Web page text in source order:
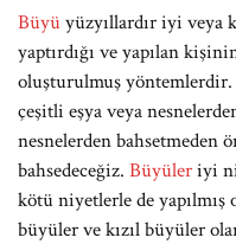
Büyüyüzyıllardır iyi veya
yaptırdığı ve yapılan
oluşturulmuş
çeşitli eşya veya
nesnelerden bahsetmeden
bahsedeceğiz. Büyüleriyi
kötü niyetlerle de
büyüler ve kızıl büyüler